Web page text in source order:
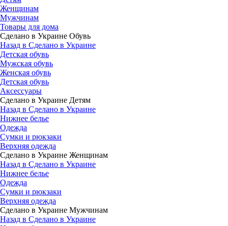
Женщинам
Мужчинам
Товары для дома
Сделано в Украине Обувь
Назад в Сделано в Украине
Детская обувь
Мужская обувь
Женская обувь
Детская обувь
Аксессуары
Сделано в Украине Детям
Назад в Сделано в Украине
Нижнее белье
Одежда
Сумки и рюкзаки
Верхняя одежда
Сделано в Украине Женщинам
Назад в Сделано в Украине
Нижнее белье
Одежда
Сумки и рюкзаки
Верхняя одежда
Сделано в Украине Мужчинам
Назад в Сделано в Украине